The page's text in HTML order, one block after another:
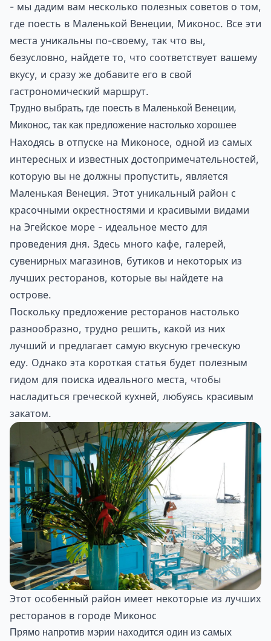
- мы дадим вам несколько полезных советов о том,
где поесть в Маленькой Венеции, Миконос. Все эти
места уникальны по-своему, так что вы,
безусловно, найдете то, что соответствует вашему
вкусу, и сразу же добавите его в свой
гастрономический маршрут.
Трудно выбрать, где поесть в Маленькой Венеции,
Миконос, так как предложение настолько хорошее
Находясь в отпуске на Миконосе, одной из самых
интересных и известных достопримечательностей,
которую вы не должны пропустить, является
Маленькая Венеция. Этот уникальный район с
красочными окрестностями и красивыми видами
на Эгейское море - идеальное место для
проведения дня. Здесь много кафе, галерей,
сувенирных магазинов, бутиков и некоторых из
лучших ресторанов, которые вы найдете на
острове.
Поскольку предложение ресторанов настолько
разнообразно, трудно решить, какой из них
лучший и предлагает самую вкусную греческую
еду. Однако эта короткая статья будет полезным
гидом для поиска идеального места, чтобы
насладиться греческой кухней, любуясь красивым
закатом.
Этот особенный район имеет некоторые из лучших
ресторанов в городе Миконос
Прямо напротив мэрии находится один из самых